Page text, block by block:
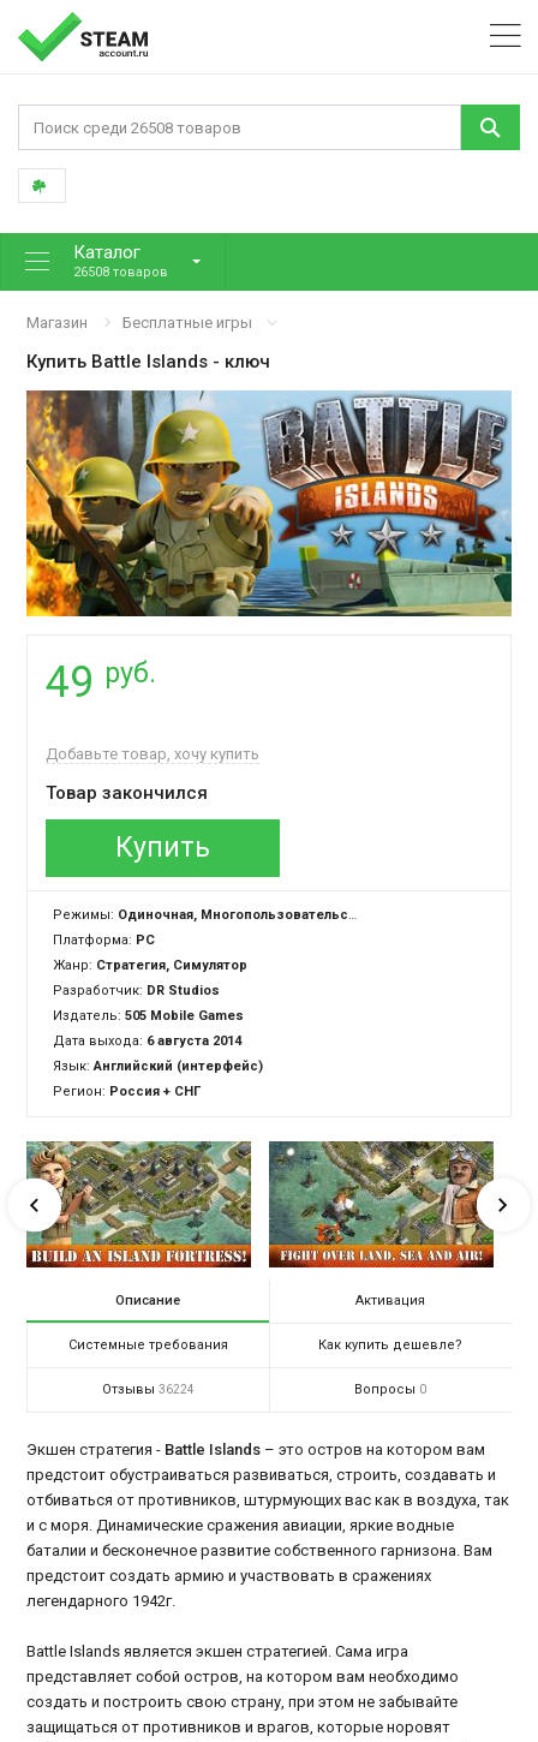
Каталог
26508 товаров
Магазин Бесплатные игры
Купить Battle Islands - ключ
49 руб.
Добавьте товар, хочу купить
Товар закончился
Купить
Режимы: Одиночная, Многопользовательская, Cross-Platform Multiplayer
Платформа: PC
Жанр: Стратегия, Симулятор
Разработчик: DR Studios
Издатель:505 Mobile Games
Дата выхода: 6 августа 2014
Язык:Английский (интерфейс)
Регион: Россия + СНГ
Описание Активация
Системные требования Как купить дешевле?
Отзывы 36224 Вопросы 0
Экшен стратегия - Battle Islands – это остров на котором вам
предстоит обустраиваться развиваться, строить, создавать и
отбиваться от противников, штурмующих вас как в воздуха, так
и с моря. Динамические сражения авиации, яркие водные
баталии и бесконечное развитие собственного гарнизона. Вам
предстоит создать армию и участвовать в сражениях
легендарного 1942г.
Battle Islands является экшен стратегией. Сама игра
представляет собой остров, на котором вам необходимо
создать и построить свою страну, при этом не забывайте
защищаться от противников и врагов, которые норовят